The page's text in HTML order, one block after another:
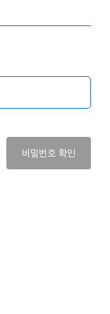
비밀번호 확인